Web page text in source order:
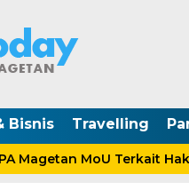
Bisnis Travelling
Magetan MoU Terkait Hak